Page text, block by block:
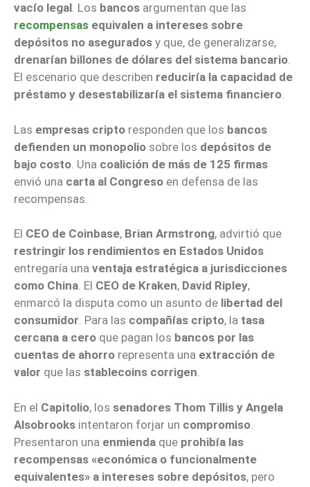
vacío legal. Los bancos argumentan que las
recompensas equivalen a intereses sobre
depósitos no asegurados y que, de generalizarse,
drenarían billones de dólares del sistema bancario.
El escenario que describen reduciría la capacidad de
préstamo y desestabilizaría el sistema financiero.
Las empresas cripto responden que los bancos
defienden un monopolio sobre los depósitos de
bajo costo . Una coalición de más de 125 firmas
envió una carta al Congreso en defensa de las
recompensas.
El CEO de Coinbase, Brian Armstrong, advirtió que
restringir los rendimientos en Estados Unidos
entregaría una ventaja estratégica a jurisdicciones
como China. El CEO de Kraken, David Ripley,
enmarcó la disputa como un asunto de libertad del
consumidor. Para las compañías cripto, la tasa
cercana a cero que pagan los bancos por las
cuentas de ahorro representa una extracción de
valor que las stablecoins corrigen.
En el Capitolio, los senadores Thom Tillis y Angela
Alsobrooks intentaron forjar un compromiso
Presentaron una enmienda que prohibía las
recompensas «económica o funcionalmente
equivalentes» a intereses sobre depósitos, pero